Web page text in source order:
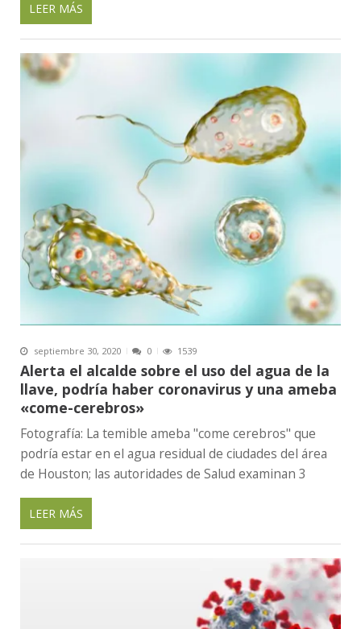
LEER MÁS
septiembre 30, 2020 0 1539
Alerta el alcalde sobre el uso del agua de la
llave, podría haber coronavirus y una ameba
«come-cerebros»
Fotografía: La temible ameba "come cerebros" que
podría estar en el agua residual de ciudades del área
de Houston; las autoridades de Salud examinan 3
LEER MÁS